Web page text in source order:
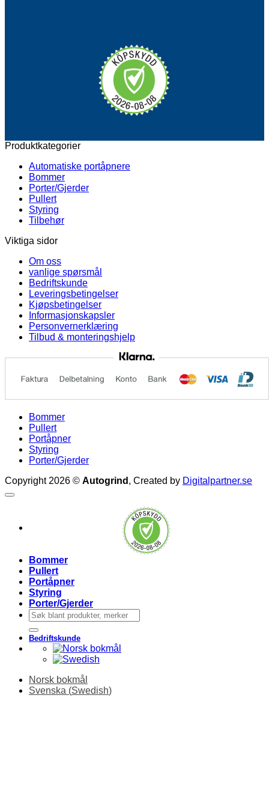
Produktkategorier
Automatiske portåpnere
Bommer
Porter/Gjerder
Pullert
Styring
Tilbehør
Viktiga sidor
Om oss
vanlige spørsmål
Bedriftskunde
Leveringsbetingelser
Kjøpsbetingelser
Informasjonskapsler
Personvernerklæring
Tilbud & monteringshjelp
Bommer
Pullert
Portåpner
Styring
Porter/Gjerder
Copyright 2026 © Autogrind , Created by Digitalpartner.se
Bommer
Pullert
Portåpner
Styring
Porter/Gjerder
Søk
etter:
Bedriftskunde
Norsk bokmål
Svenska (Swedish)